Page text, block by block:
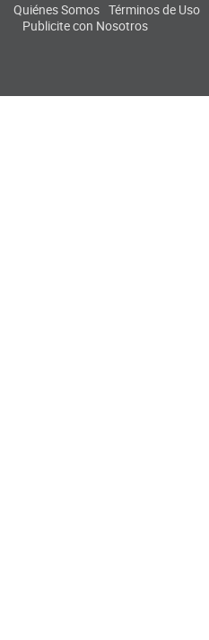
Quiénes Somos Términos de Uso
Publicite con Nosotros